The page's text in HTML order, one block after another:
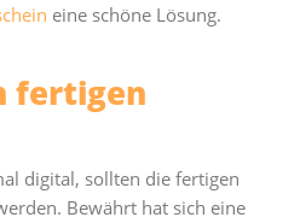
eine schöne Lösung.
fertigen
digital, sollten die fertigen
Bewährt hat sich eine